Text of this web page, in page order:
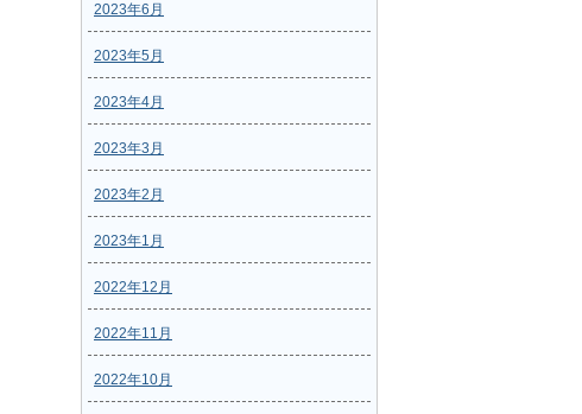
2023年6月
2023年5月
2023年4月
2023年3月
2023年2月
2023年1月
2022年12月
2022年11月
2022年10月